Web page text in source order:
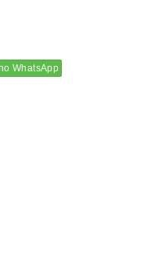
WhatsApp